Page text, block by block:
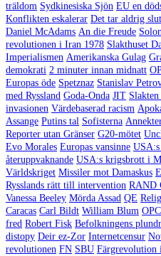
träldom Sydkinesiska Sjön EU en
Konflikten eskalerar Det tar aldrig slut
Daniel McAdams An die Freude
revolutionen i Iran 1978 Slakthuset
Imperialismen Amerikanska Gulag
demokrati 2 minuter innan midnatt
Europas öde Spetznaz Stanislav
med Ryssland Goda-Onda JIT
invasionen Värdebaserad racism
Assange Putins tal Sofisterna
Reporter utan Gränser G20-mötet
Evo Morales Europas vansinne
återuppvaknande USA:s krigsbrott i
Världskriget Missiler mot Damaskus
Rysslands rätt till intervention RAND
Vanessa Beeley Mörda Assad QE
Caracas Carl Bildt William Blum
fred Robert Fisk Befolkningens
distopy Deir ez-Zor Internetcensur
revolutionen FN SBU Färgrevolution